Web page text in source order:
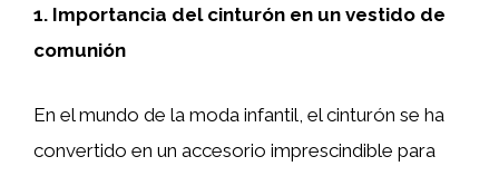
1. Importancia del cinturón en un vestido de
comunión
En el mundo de la moda infantil, el cinturón se ha
convertido en un accesorio imprescindible para